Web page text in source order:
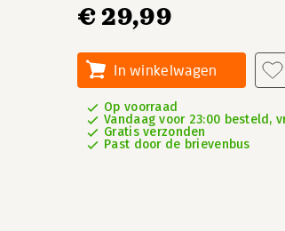
€ 29,99
In winkelwagen
Op voorraad
Vandaag voor 23:00 besteld,
Gratis verzonden
Past door de brievenbus